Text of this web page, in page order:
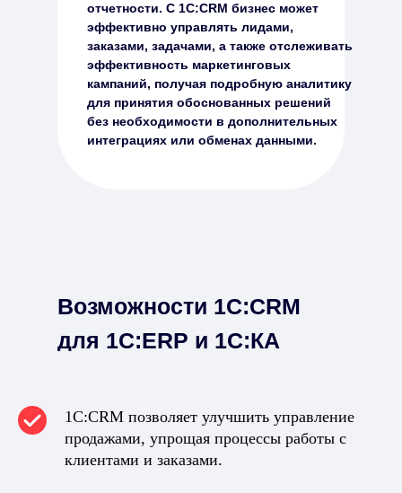
отчетности. С 1C:CRM бизнес может
эффективно управлять лидами,
заказами, задачами, а также отслеживать
эффективность маркетинговых
кампаний, получая подробную аналитику
для принятия обоснованных решений
без необходимости в дополнительных
интеграциях или обменах данными.
Возможности 1С:CRM
для 1С:ERP и 1С:КА
1C:CRM позволяет улучшить управление
продажами, упрощая процессы работы с
клиентами и заказами.